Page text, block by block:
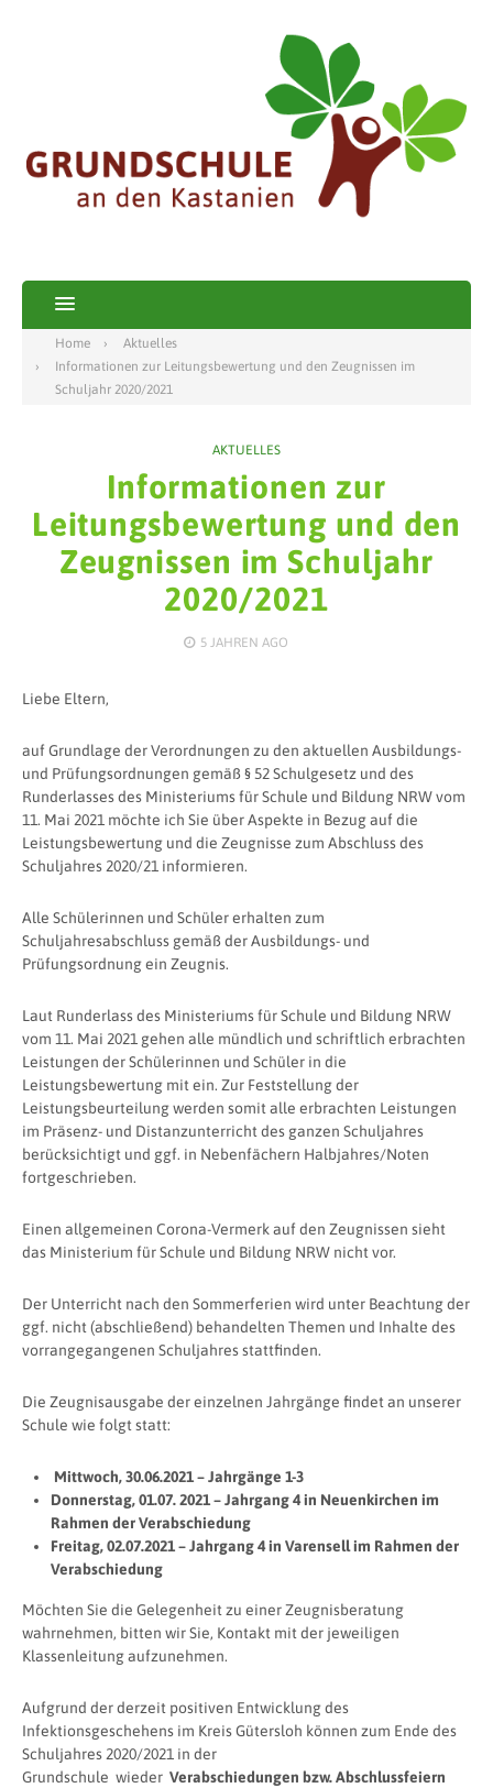
Home
Aktuelles
Informationen zur Leitungsbewertung und den Zeugnissen im
Schuljahr 2020/2021
AKTUELLES
Informationen zur
Leitungsbewertung und den
Zeugnissen im Schuljahr
2020/2021
5 JAHREN AGO
Liebe Eltern,
auf Grundlage der Verordnungen zu den aktuellen Ausbildungs-
und Prüfungsordnungen gemäß § 52 Schulgesetz und des
Runderlasses des Ministeriums für Schule und Bildung NRW vom
11. Mai 2021 möchte ich Sie über Aspekte in Bezug auf die
Leistungsbewertung und die Zeugnisse zum Abschluss des
Schuljahres 2020/21 informieren.
Alle Schülerinnen und Schüler erhalten zum
Schuljahresabschluss gemäß der Ausbildungs- und
Prüfungsordnung ein Zeugnis.
Laut Runderlass des Ministeriums für Schule und Bildung NRW
vom 11. Mai 2021 gehen alle mündlich und schriftlich erbrachten
Leistungen der Schülerinnen und Schüler in die
Leistungsbewertung mit ein. Zur Feststellung der
Leistungsbeurteilung werden somit alle erbrachten Leistungen
im Präsenz- und Distanzunterricht des ganzen Schuljahres
berücksichtigt und ggf. in Nebenfächern Halbjahres/Noten
fortgeschrieben.
Einen allgemeinen Corona-Vermerk auf den Zeugnissen sieht
das Ministerium für Schule und Bildung NRW nicht vor.
Der Unterricht nach den Sommerferien wird unter Beachtung der
ggf. nicht (abschließend) behandelten Themen und Inhalte des
vorrangegangenen Schuljahres stattfinden.
Die Zeugnisausgabe der einzelnen Jahrgänge findet an unserer
Schule wie folgt statt:
Mittwoch, 30.06.2021 – Jahrgänge 1-3
Donnerstag, 01.07. 2021 – Jahrgang 4 in Neuenkirchen im
Rahmen derVerabschiedung
Freitag, 02.07.2021 – Jahrgang 4 in Varensell im Rahmen der
Verabschiedung
Möchten Sie die Gelegenheit zu einer Zeugnisberatung
wahrnehmen, bitten wir Sie, Kontakt mit der jeweiligen
Klassenleitung aufzunehmen.
Aufgrund der derzeit positiven Entwicklung des
Infektionsgeschehens im Kreis Gütersloh können zum Ende des
Schuljahres 2020/2021 in der
Grundschule wieder Verabschiedungen bzw. Abschlussfeiern